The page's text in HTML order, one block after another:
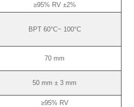
≥95% RV ±2%
BPT 60°C~ 100°C
70 mm
50 mm ± 3 mm
≥95% RV